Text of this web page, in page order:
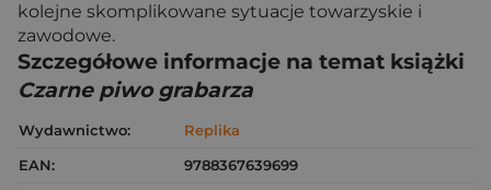
kolejne skomplikowane sytuacje towarzyskie i
zawodowe.
Szczegółowe informacje na temat książki
Czarne piwo grabarza
Wydawnictwo:
Replika
EAN:
9788367639699